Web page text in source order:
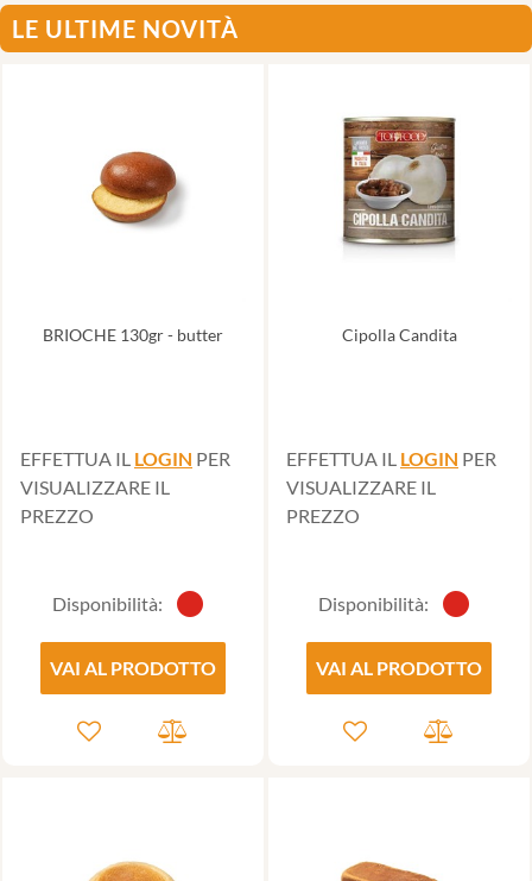
LE ULTIME NOVITÀ
BRIOCHE 130gr - butter
EFFETTUA IL LOGIN PER
VISUALIZZARE IL
PREZZO
Disponibilità:
VAI AL PRODOTTO
Cipolla Candita
EFFETTUA IL LOGIN PER
VISUALIZZARE IL
PREZZO
Disponibilità:
VAI AL PRODOTTO